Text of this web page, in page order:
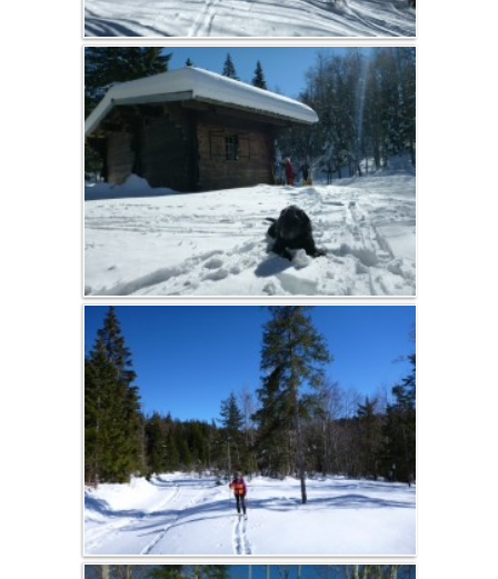
activities
Snowshoe
Cross-country
skiing and
randonnée
nordique
Vercors, Ski-Hok
Downhill skiing
Ski touring
Picture album
Spring, summer,
countryside